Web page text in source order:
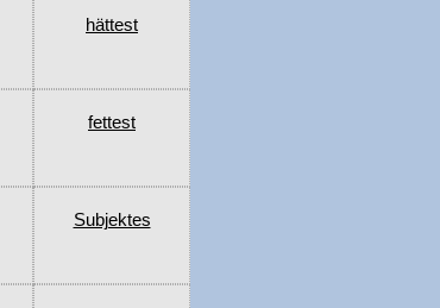
hättest
fettest
Subjektes